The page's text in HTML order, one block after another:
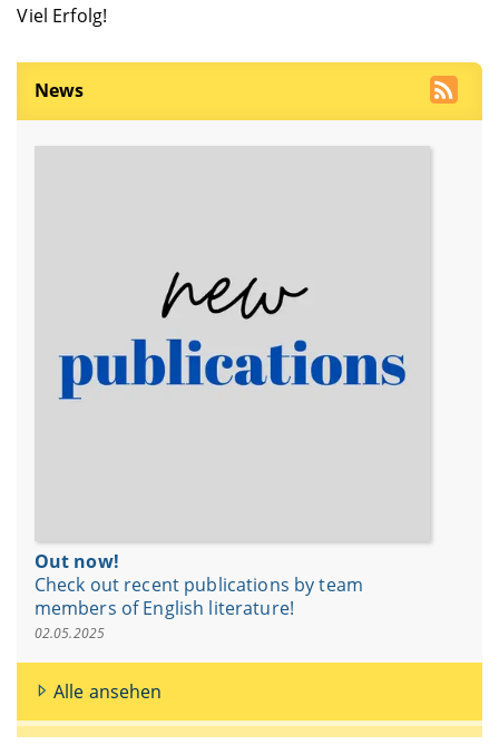
Viel Erfolg!
News
Out now!
Check out recent publications by team
members of English literature!
02.05.2025
Alle ansehen